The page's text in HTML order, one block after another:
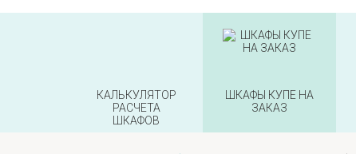
КАЛЬКУЛЯТОР
РАСЧЕТА
ШКАФОВ
ШКАФЫ КУПЕ НА
ЗАКАЗ